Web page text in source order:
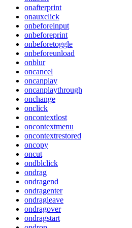
onafterprint
onauxclick
onbeforeinput
onbeforeprint
onbeforetoggle
onbeforeunload
onblur
oncancel
oncanplay
oncanplaythrough
onchange
onclick
oncontextlost
oncontextmenu
oncontextrestored
oncopy
oncut
ondblclick
ondrag
ondragend
ondragenter
ondragleave
ondragover
ondragstart